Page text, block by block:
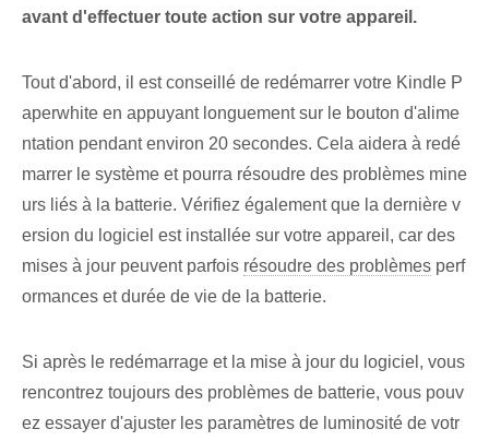
avant d'effectuer toute action sur votre appareil.
Tout d'abord, il est conseillé de redémarrer votre Kindle P
aperwhite en appuyant longuement sur le bouton d'alime
ntation pendant environ 20 secondes. Cela aidera à redé
marrer le système et pourra résoudre des problèmes mine
urs liés à la batterie. Vérifiez également que la dernière v
ersion du logiciel est installée sur votre appareil, car des
mises à jour peuvent parfois résoudre des problèmes perf
ormances et durée de vie de la batterie.
Si après le redémarrage et la mise à jour du logiciel, vous
rencontrez toujours des problèmes de batterie, vous pouv
ez essayer d'ajuster les paramètres de luminosité de votr